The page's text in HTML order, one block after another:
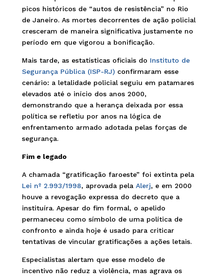
picos históricos de “autos de resistência” no Rio
de Janeiro. As mortes decorrentes de ação policial
cresceram de maneira significativa justamente no
período em que vigorou a bonificação.
Mais tarde, as estatísticas oficiais do Instituto de
Segurança Pública (ISP-RJ)confirmaram esse
cenário: a letalidade policial seguiu em patamares
elevados até o início dos anos 2000,
demonstrando que a herança deixada por essa
política se refletiu por anos na lógica de
enfrentamento armado adotada pelas forças de
segurança.
Fim e legado
A chamada “gratificação faroeste” foi extinta pela
Lei nº 2.993/1998, aprovada pela Alerj, e em 2000
houve a revogação expressa do decreto que a
instituíra. Apesar do fim formal, o apelido
permaneceu como símbolo de uma política de
confronto e ainda hoje é usado para criticar
tentativas de vincular gratificações a ações letais.
Especialistas alertam que esse modelo de
incentivo não reduz a violência, mas agrava os